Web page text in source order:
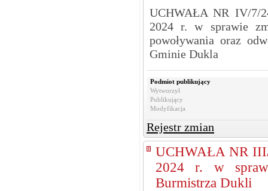
UCHWAŁA NR IV/7/
2024 r. w sprawie
powoływania oraz
Gminie Dukla
Podmiot publikujący
Wytworzył
Publikujący
Modyfikacja
Rejestr zmian
UCHWAŁA NR
2024 r. w
Burmistrza Dukli